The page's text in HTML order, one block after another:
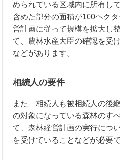
められている区域内に所有し
含めた部分の面積が100ヘク
営計画に従って規模を拡大し
て、農林水産大臣の確認を受
などがあります。
相続人の要件
また、相続人も被相続人の後
の対象になっている森林のす
て、森林経営計画の実行につ
を受けていることなどが必要で